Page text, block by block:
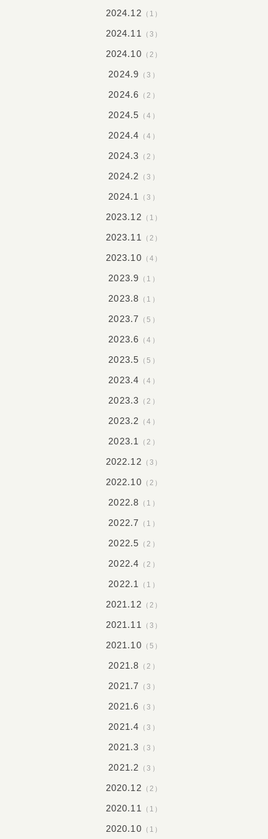
2024.12 （1）
2024.11 （3）
2024.10 （2）
2024.9 （3）
2024.6 （2）
2024.5 （4）
2024.4 （4）
2024.3 （2）
2024.2 （3）
2024.1 （3）
2023.12 （1）
2023.11 （2）
2023.10 （4）
2023.9 （1）
2023.8 （1）
2023.7 （5）
2023.6 （4）
2023.5 （5）
2023.4 （4）
2023.3 （2）
2023.2 （4）
2023.1 （2）
2022.12 （3）
2022.10 （2）
2022.8 （1）
2022.7 （1）
2022.5 （2）
2022.4 （2）
2022.1 （1）
2021.12 （2）
2021.11 （3）
2021.10 （5）
2021.8 （2）
2021.7 （3）
2021.6 （3）
2021.4 （3）
2021.3 （3）
2021.2 （3）
2020.12 （2）
2020.11 （1）
2020.10 （1）